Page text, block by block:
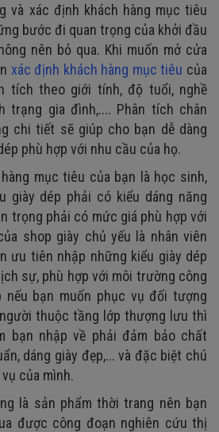
và xác định khách hàng mục tiêu
bước đi quan trọng của khởi đầu
nên bỏ qua. Khi muốn mở cửa
xác định khách hàng mục tiêu của
tích theo giới tính, độ tuổi, nghề
trạng gia đình,.... Phân tích chân
chi tiết sẽ giúp cho bạn dễ dàng
phù hợp với nhu cầu của họ.
mục tiêu của bạn là học sinh,
giày dép phải có kiểu dáng năng
trọng phải có mức giá phù hợp với
shop giày chủ yếu là nhân viên
ưu tiên nhập những kiểu giày dép
sự, phù hợp với môi trường công
nếu bạn muốn phục vụ đối tượng
thuộc tầng lớp thượng lưu thì
bạn nhập về phải đảm bảo chất
dáng giày đẹp,... và đặc biệt chú
của mình.
là sản phẩm thời trang nên bạn
được công đoạn nghiên cứu thị